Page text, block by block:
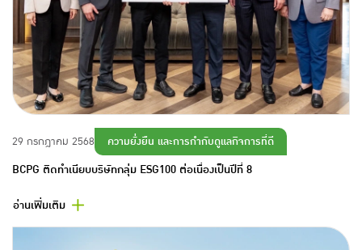
29 กรกฎาคม 2568 ความยั่งยืน และการกำกับดูแลกิจการที่ดี
BCPG ติดทำเนียบบริษัทกลุ่ม ESG100 ต่อเนื่องเป็นปีที่ 8
อ่านเพิ่มเติม